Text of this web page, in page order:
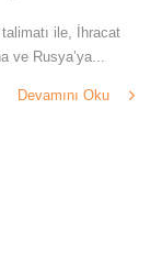
talimatı ile, İhracat
ve Rusya’ya...
Devamını Oku